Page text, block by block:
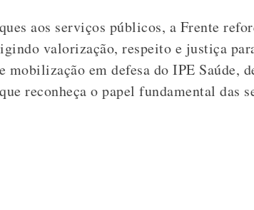
aos serviços públicos, a Frente
valorização, respeito e justiça
em defesa do IPE Saúde,
reconheça o papel fundamental das